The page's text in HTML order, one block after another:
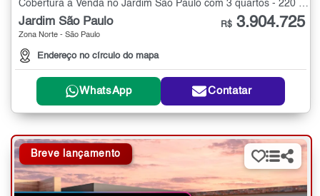
Jardim São Paulo
Zona Norte - São Paulo
Endereço no círculo do mapa
R$ 3.904.725
WhatsApp Contatar
Breve lançamento